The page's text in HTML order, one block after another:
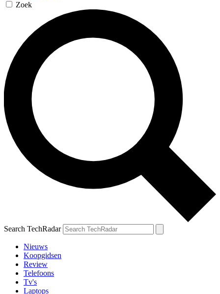
Zoek
Search TechRadar
Nieuws
Koopgidsen
Review
Telefoons
Tv's
Laptops